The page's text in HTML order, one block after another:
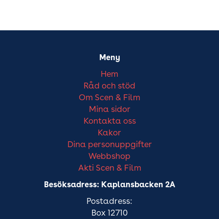
Meny
Hem
Råd och stöd
Om Scen & Film
Mina sidor
Kontakta oss
Kakor
Dina personuppgifter
Webbshop
Akti Scen & Film
Besöksadress: Kaplansbacken 2A
Postadress:
Box 12710